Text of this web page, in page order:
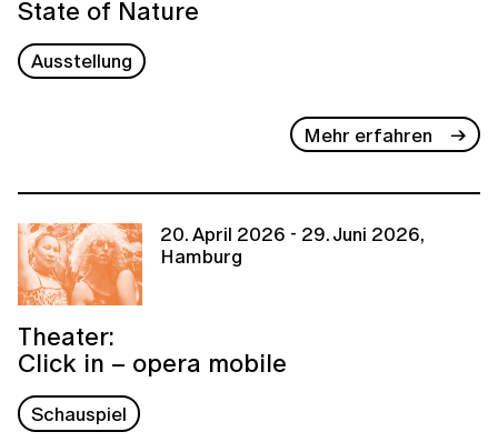
State of Nature
Ausstellung
Mehr erfahren
20. April 2026 - 29. Juni 2026,
Hamburg
Theater:
Click in – opera mobile
Schauspiel